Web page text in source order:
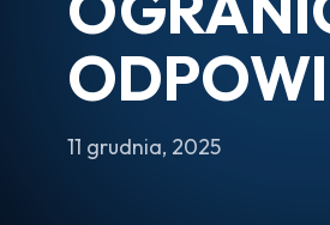
11 grudnia, 2025